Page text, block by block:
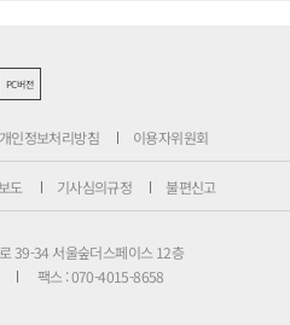
PC버전
개인정보처리방침 이용자위원회
도 기사심의규정 불편신고
39-34 서울숲더스페이스 12층
팩스 : 070-4015-8658